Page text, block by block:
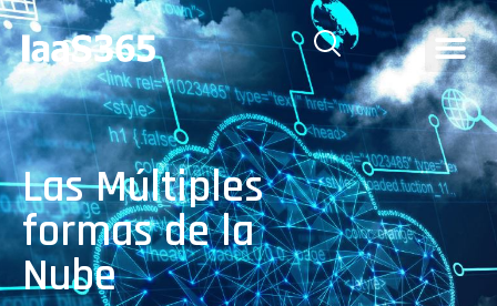
Las Múltiples
formas de la
Nube